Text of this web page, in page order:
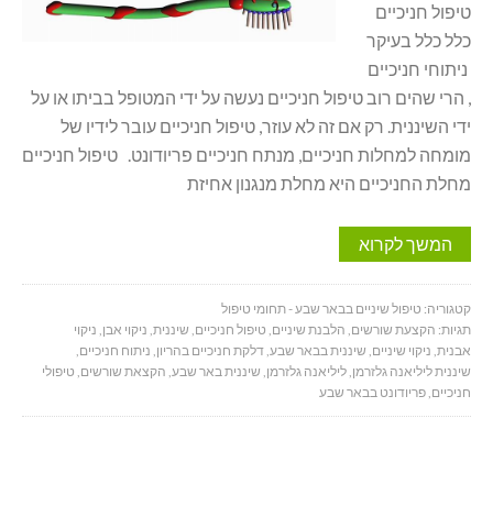
טיפול חניכיים
כלל כלל בעיקר
ניתוחי חניכיים
, הרי שהים רוב טיפול חניכיים נעשה על ידי המטופל בביתו או על
ידי השיננית. רק אם זה לא עוזר, טיפול חניכיים עובר לידיו של
מומחה למחלות חניכיים, מנתח חניכיים פריודונט. טיפול חניכיים
מחלת החניכיים היא מחלת מנגנון אחיזת
המשך לקרוא
קטגוריה: טיפול שיניים בבאר שבע - תחומי טיפול
תגיות: הקצעת שורשים, הלבנת שיניים, טיפול חניכיים, שיננית, ניקוי אבן, ניקוי
אבנית, ניקוי שיניים, שיננית בבאר שבע,דלקת חניכיים בהריון, ניתוח חניכיים,
שיננית ליליאנה גלזרמן,ליליאנה גלזרמן, שיננית באר שבע, הקצאת שורשים, טיפולי
חניכיים,פריודונט בבאר שבע